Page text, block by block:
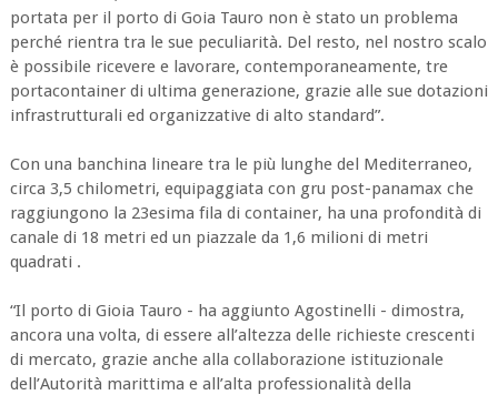
portata per il porto di Goia Tauro non è stato un problema
perché rientra tra le sue peculiarità. Del resto, nel nostro scalo
è possibile ricevere e lavorare, contemporaneamente, tre
portacontainer di ultima generazione, grazie alle sue dotazioni
infrastrutturali ed organizzative di alto standard”.
Con una banchina lineare tra le più lunghe del Mediterraneo,
circa 3,5 chilometri, equipaggiata con gru post-panamax che
raggiungono la 23esima fila di container, ha una profondità di
canale di 18 metri ed un piazzale da 1,6 milioni di metri
quadrati .
“Il porto di Gioia Tauro - ha aggiunto Agostinelli - dimostra,
ancora una volta, di essere all’altezza delle richieste crescenti
di mercato, grazie anche alla collaborazione istituzionale
dell’Autorità marittima e all’alta professionalità della